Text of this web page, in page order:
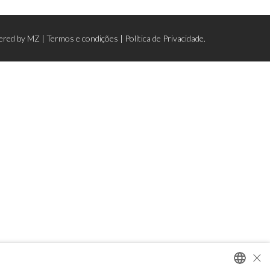
by MZ | Termos e condições | Política de Privacidade.
×